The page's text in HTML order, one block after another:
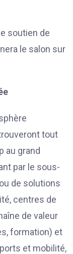
soutien de
le salon sur
tout
au grand
par le sous-
de solutions
centres de
de valeur
formation) et
et mobilité,